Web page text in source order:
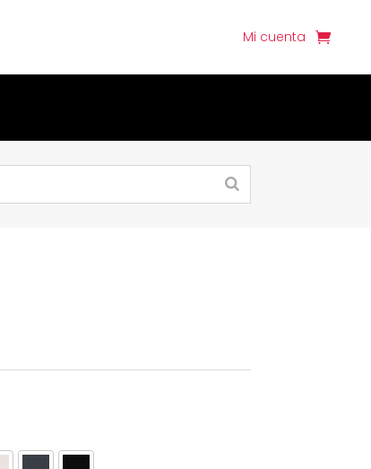
Mi cuenta